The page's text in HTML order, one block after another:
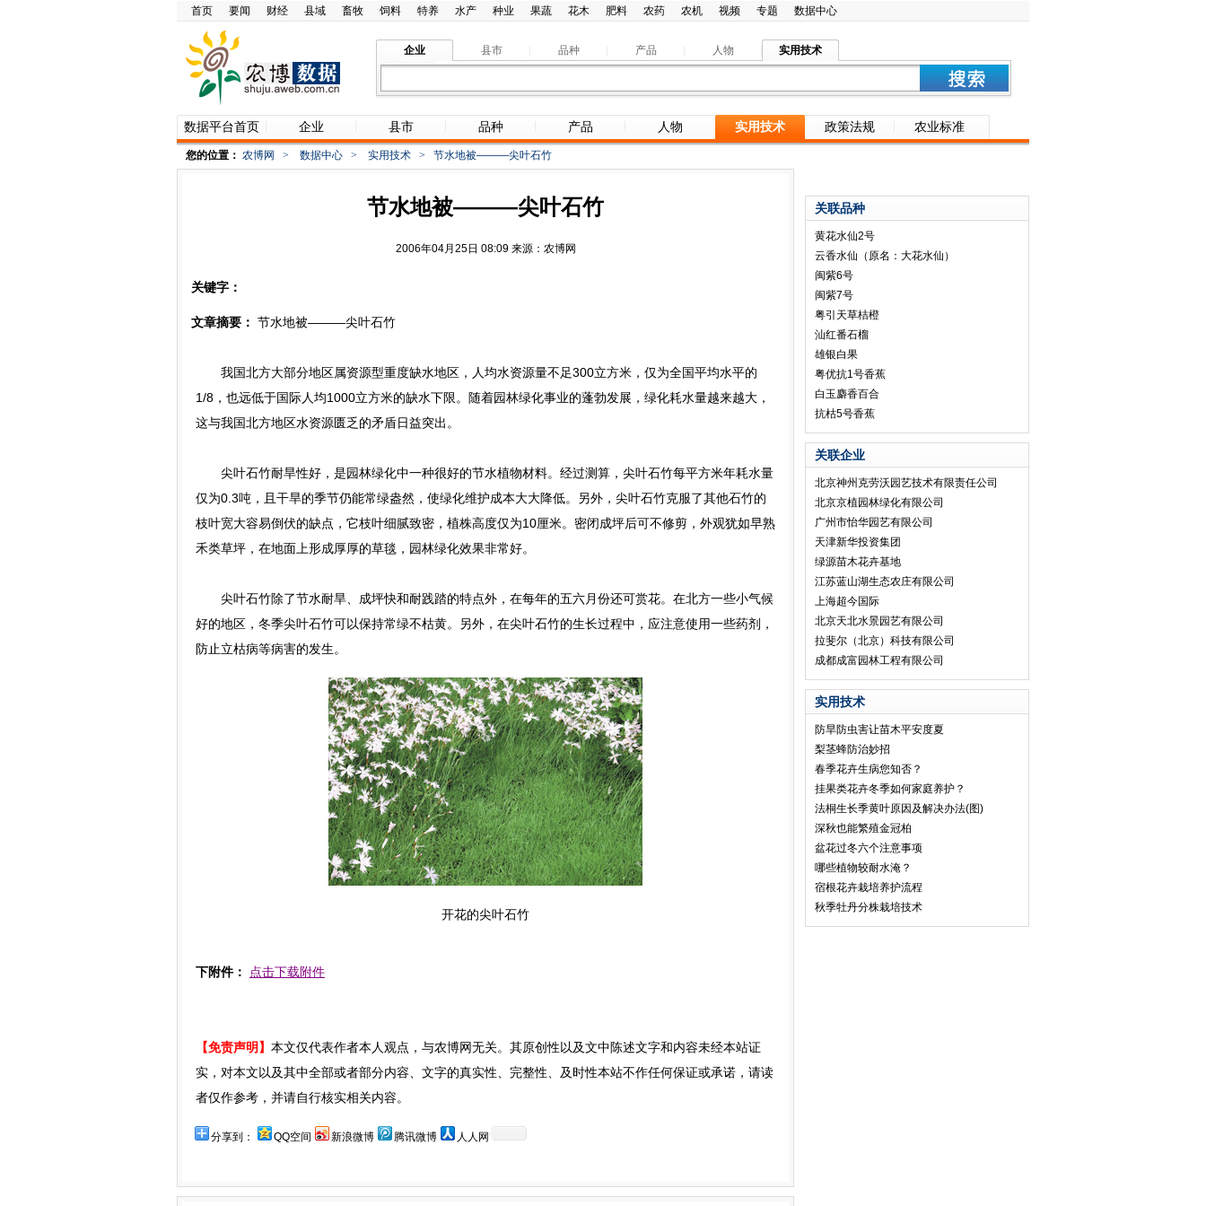
首页 要闻 财经 县域 畜牧 饲料 特养 水产 种业 果蔬 花木 肥料 农药 农机 视频 专题 数据中心
企业 县市 品种 产品 人物 实用技术
数据平台首页 企业 县市 品种 产品 人物 实用技术 政策法规 农业标准
您的位置： 农博网 > 数据中心 > 实用技术 > 节水地被———尖叶石竹
节水地被———尖叶石竹
2006年04月25日 08:09 来源：农博网
关键字：
文章摘要： 节水地被———尖叶石竹
我国北方大部分地区属资源型重度缺水地区，人均水资源量不足300立方米，仅为全国平均水平的
1/8，也远低于国际人均1000立方米的缺水下限。随着园林绿化事业的蓬勃发展，绿化耗水量越来越大，
这与我国北方地区水资源匮乏的矛盾日益突出。
尖叶石竹耐旱性好，是园林绿化中一种很好的节水植物材料。经过测算，尖叶石竹每平方米年耗水量
仅为0.3吨，且干旱的季节仍能常绿盎然，使绿化维护成本大大降低。另外，尖叶石竹克服了其他石竹的
枝叶宽大容易倒伏的缺点，它枝叶细腻致密，植株高度仅为10厘米。密闭成坪后可不修剪，外观犹如早熟
禾类草坪，在地面上形成厚厚的草毯，园林绿化效果非常好。
尖叶石竹除了节水耐旱、成坪快和耐践踏的特点外，在每年的五六月份还可赏花。在北方一些小气候
好的地区，冬季尖叶石竹可以保持常绿不枯黄。另外，在尖叶石竹的生长过程中，应注意使用一些药剂，
防止立枯病等病害的发生。
开花的尖叶石竹
下附件： 点击下载附件
【免责声明】 本文仅代表作者本人观点，与农博网无关。其原创性以及文中陈述文字和内容未经本站证
实，对本文以及其中全部或者部分内容、文字的真实性、完整性、及时性本站不作任何保证或承诺，请读
者仅作参考，并请自行核实相关内容。
分享到： QQ空间 新浪微博 腾讯微博 人人网
关联品种
黄花水仙2号
云香水仙（原名：大花水仙）
闽紫6号
闽紫7号
粤引天草桔橙
汕红番石榴
雄银白果
粤优抗1号香蕉
白玉麝香百合
抗枯5号香蕉
关联企业
北京神州克劳沃园艺技术有限责任公司
北京京植园林绿化有限公司
广州市怡华园艺有限公司
天津新华投资集团
绿源苗木花卉基地
江苏蓝山湖生态农庄有限公司
上海超今国际
北京天北水景园艺有限公司
拉斐尔（北京）科技有限公司
成都成富园林工程有限公司
实用技术
防旱防虫害让苗木平安度夏
梨茎蜂防治妙招
春季花卉生病您知否？
挂果类花卉冬季如何家庭养护？
法桐生长季黄叶原因及解决办法(图)
深秋也能繁殖金冠柏
盆花过冬六个注意事项
哪些植物较耐水淹？
宿根花卉栽培养护流程
秋季牡丹分株栽培技术